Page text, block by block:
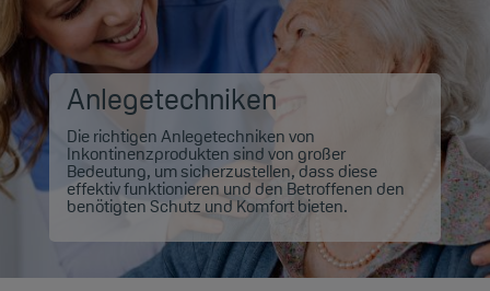
Anlegetechniken
Die richtigen Anlegetechniken von
Inkontinenzprodukten sind von großer
Bedeutung, um sicherzustellen, dass diese
effektiv funktionieren und den Betroffenen den
benötigten Schutz und Komfort bieten.